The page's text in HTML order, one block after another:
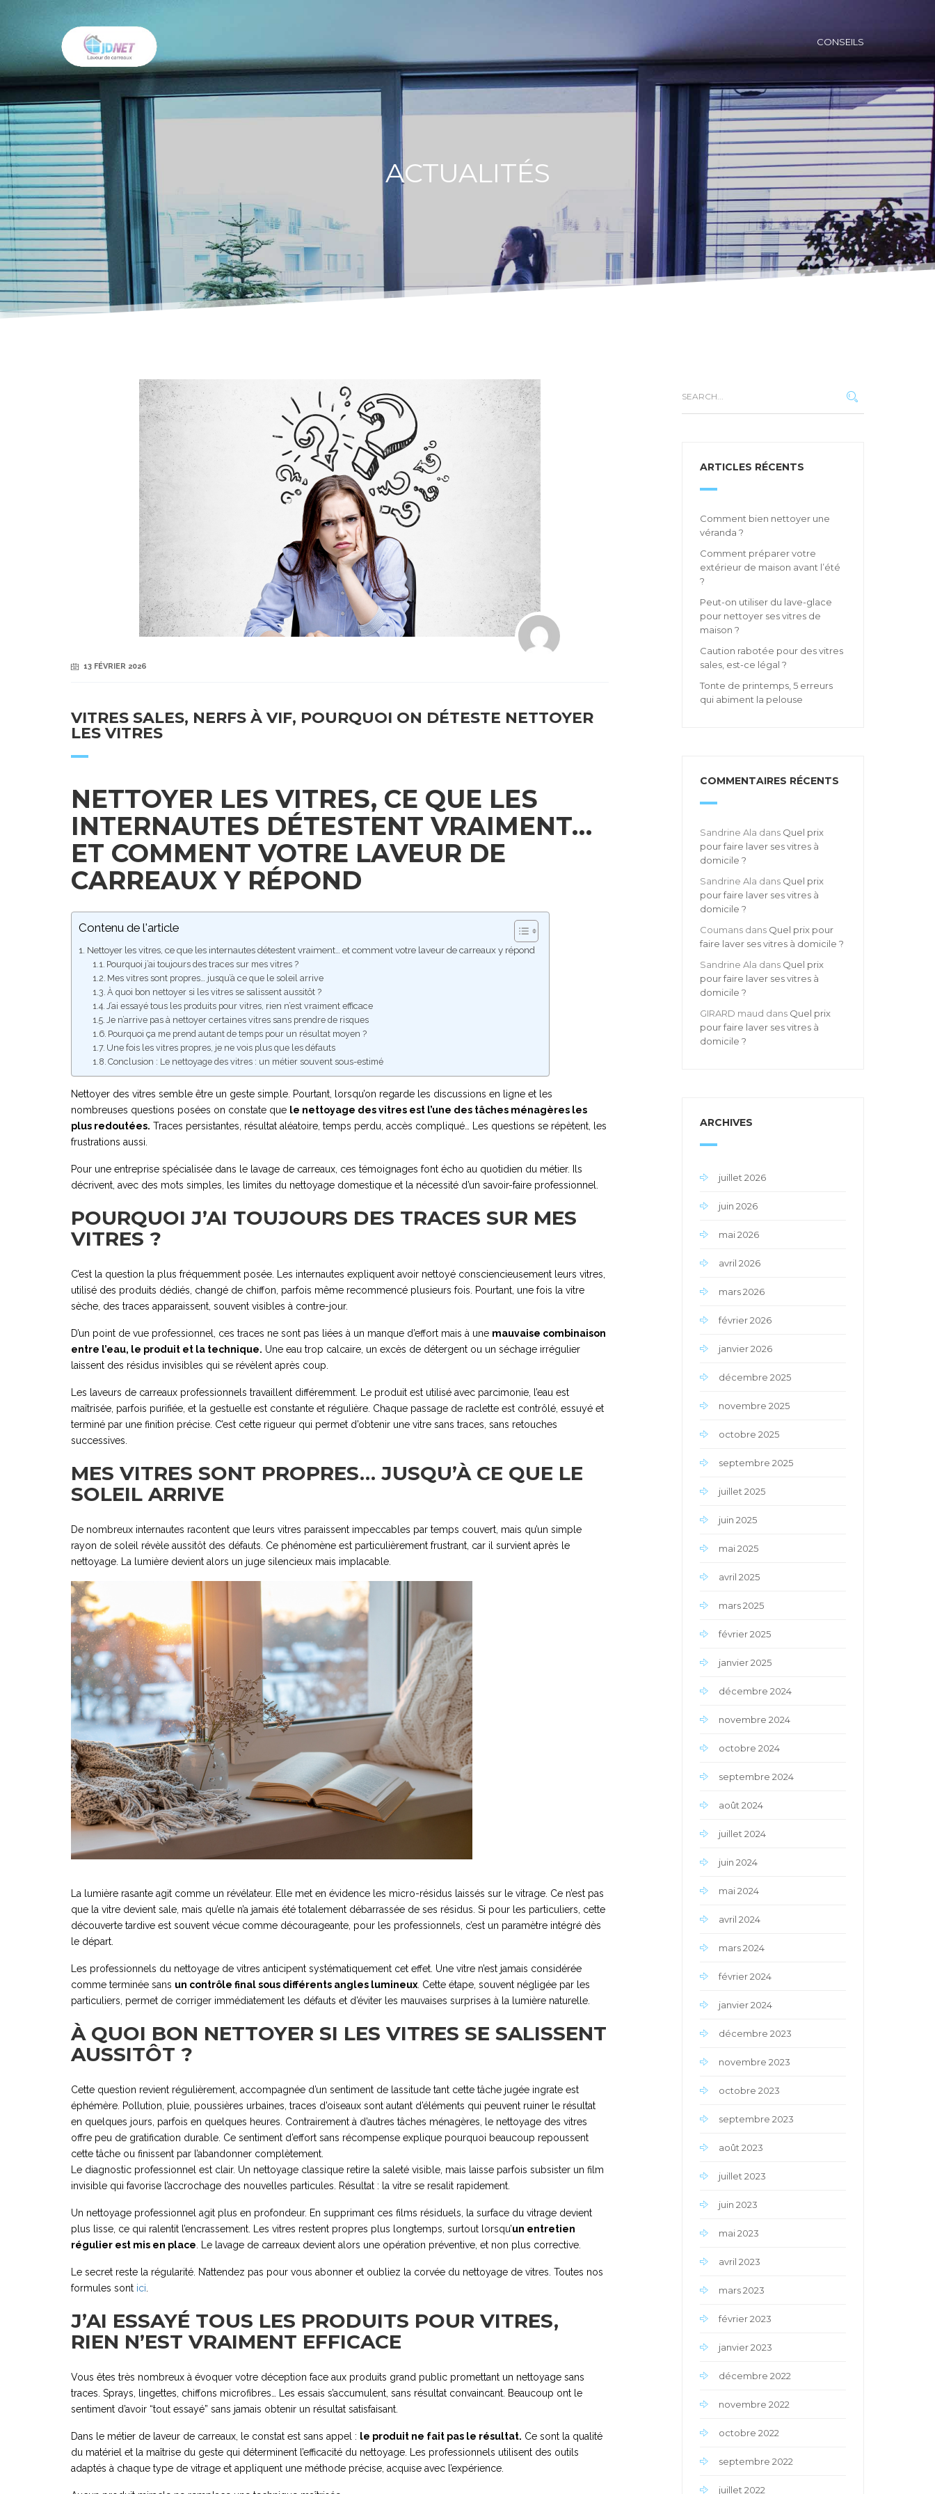
CONSEILS
ACTUALITÉS
13 FÉVRIER 2026
VITRES SALES, NERFS À VIF, POURQUOI ON DÉTESTE NETTOYER
LES VITRES
NETTOYER LES VITRES, CE QUE LES
INTERNAUTES DÉTESTENT VRAIMENT…
ET COMMENT VOTRE LAVEUR DE
CARREAUX Y RÉPOND
Contenu de l'article
Nettoyer les vitres, ce que les internautes détestent vraiment… et comment votre laveur de carreaux y répond
Pourquoi j’ai toujours des traces sur mes vitres ?
Mes vitres sont propres… jusqu’à ce que le soleil arrive
À quoi bon nettoyer si les vitres se salissent aussitôt ?
J’ai essayé tous les produits pour vitres, rien n’est vraiment efficace
Je n’arrive pas à nettoyer certaines vitres sans prendre de risques
Pourquoi ça me prend autant de temps pour un résultat moyen ?
Une fois les vitres propres, je ne vois plus que les défauts
Conclusion : Le nettoyage des vitres : un métier souvent sous-estimé
Nettoyer des vitres semble être un geste simple. Pourtant, lorsqu’on regarde les discussions en ligne et les
nombreuses questions posées on constate que le nettoyage des vitres est l’une des tâches ménagères les
plus redoutées. Traces persistantes, résultat aléatoire, temps perdu, accès compliqué… Les questions se répètent, les
frustrations aussi.
Pour une entreprise spécialisée dans le lavage de carreaux, ces témoignages font écho au quotidien du métier. Ils
décrivent, avec des mots simples, les limites du nettoyage domestique et la nécessité d’un savoir-faire professionnel.
POURQUOI J’AI TOUJOURS DES TRACES SUR MES
VITRES ?
C’est la question la plus fréquemment posée. Les internautes expliquent avoir nettoyé consciencieusement leurs vitres,
utilisé des produits dédiés, changé de chiffon, parfois même recommencé plusieurs fois. Pourtant, une fois la vitre
sèche, des traces apparaissent, souvent visibles à contre-jour.
D’un point de vue professionnel, ces traces ne sont pas liées à un manque d’effort mais à une mauvaise combinaison
entre l’eau, le produit et la technique. Une eau trop calcaire, un excès de détergent ou un séchage irrégulier
laissent des résidus invisibles qui se révèlent après coup.
Les laveurs de carreaux professionnels travaillent différemment. Le produit est utilisé avec parcimonie, l’eau est
maîtrisée, parfois purifiée, et la gestuelle est constante et régulière. Chaque passage de raclette est contrôlé, essuyé et
terminé par une finition précise. C’est cette rigueur qui permet d’obtenir une vitre sans traces, sans retouches
successives.
MES VITRES SONT PROPRES… JUSQU’À CE QUE LE
SOLEIL ARRIVE
De nombreux internautes racontent que leurs vitres paraissent impeccables par temps couvert, mais qu’un simple
rayon de soleil révèle aussitôt des défauts. Ce phénomène est particulièrement frustrant, car il survient après le
nettoyage. La lumière devient alors un juge silencieux mais implacable.
La lumière rasante agit comme un révélateur. Elle met en évidence les micro-résidus laissés sur le vitrage. Ce n’est pas
que la vitre devient sale, mais qu’elle n’a jamais été totalement débarrassée de ses résidus. Si pour les particuliers, cette
découverte tardive est souvent vécue comme décourageante, pour les professionnels, c’est un paramètre intégré dès
le départ.
Les professionnels du nettoyage de vitres anticipent systématiquement cet effet. Une vitre n’est jamais considérée
comme terminée sans un contrôle final sous différents angles lumineux . Cette étape, souvent négligée par les
particuliers, permet de corriger immédiatement les défauts et d’éviter les mauvaises surprises à la lumière naturelle.
À QUOI BON NETTOYER SI LES VITRES SE SALISSENT
AUSSITÔT ?
Cette question revient régulièrement, accompagnée d’un sentiment de lassitude tant cette tâche jugée ingrate est
éphémère. Pollution, pluie, poussières urbaines, traces d’oiseaux sont autant d’éléments qui peuvent ruiner le résultat
en quelques jours, parfois en quelques heures. Contrairement à d’autres tâches ménagères, le nettoyage des vitres
offre peu de gratification durable. Ce sentiment d’effort sans récompense explique pourquoi beaucoup repoussent
cette tâche ou finissent par l’abandonner complètement.
Le diagnostic professionnel est clair. Un nettoyage classique retire la saleté visible, mais laisse parfois subsister un film
invisible qui favorise l’accrochage des nouvelles particules. Résultat : la vitre se resalit rapidement.
Un nettoyage professionnel agit plus en profondeur. En supprimant ces films résiduels, la surface du vitrage devient
plus lisse, ce qui ralentit l’encrassement. Les vitres restent propres plus longtemps, surtout lorsqu’un entretien
régulier est mis en place . Le lavage de carreaux devient alors une opération préventive, et non plus corrective.
Le secret reste la régularité. N’attendez pas pour vous abonner et oubliez la corvée du nettoyage de vitres. Toutes nos
formules sont ici
J’AI ESSAYÉ TOUS LES PRODUITS POUR VITRES,
RIEN N’EST VRAIMENT EFFICACE
Vous êtes très nombreux à évoquer votre déception face aux produits grand public promettant un nettoyage sans
traces. Sprays, lingettes, chiffons microfibres… Les essais s’accumulent, sans résultat convaincant. Beaucoup ont le
sentiment d’avoir “tout essayé” sans jamais obtenir un résultat satisfaisant.
Dans le métier de laveur de carreaux, le constat est sans appel : le produit ne fait pas le résultat. Ce sont la qualité
du matériel et la maîtrise du geste qui déterminent l’efficacité du nettoyage. Les professionnels utilisent des outils
adaptés à chaque type de vitrage et appliquent une méthode précise, acquise avec l’expérience.
ARTICLES RÉCENTS
Comment bien nettoyer une
véranda ?
Comment préparer votre
extérieur de maison avant l’été
?
Peut-on utiliser du lave-glace
pour nettoyer ses vitres de
maison ?
Caution rabotée pour des vitres
sales, est-ce légal ?
Tonte de printemps, 5 erreurs
qui abiment la pelouse
COMMENTAIRES RÉCENTS
Sandrine Ala dans Quel prix
pour faire laver ses vitres à
domicile ?
Sandrine Ala dans Quel prix
pour faire laver ses vitres à
domicile ?
Coumansdans Quel prix pour
faire laver ses vitres à domicile ?
Sandrine Ala dans Quel prix
pour faire laver ses vitres à
domicile ?
GIRARD maud dans Quel prix
pour faire laver ses vitres à
domicile ?
ARCHIVES
juillet 2026
juin 2026
mai 2026
avril 2026
mars 2026
février 2026
janvier 2026
décembre 2025
novembre 2025
octobre 2025
septembre 2025
juillet 2025
juin 2025
mai 2025
avril 2025
mars 2025
février 2025
janvier 2025
décembre 2024
novembre 2024
octobre 2024
septembre 2024
août 2024
juillet 2024
juin 2024
mai 2024
avril 2024
mars 2024
février 2024
janvier 2024
décembre 2023
novembre 2023
octobre 2023
septembre 2023
août 2023
juillet 2023
juin 2023
mai 2023
avril 2023
mars 2023
février 2023
janvier 2023
décembre 2022
novembre 2022
octobre 2022
septembre 2022
juillet 2022